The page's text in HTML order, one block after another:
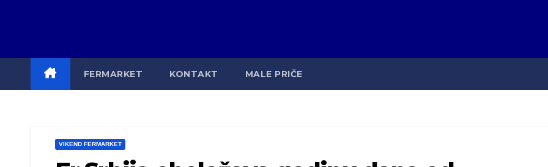
FERMARKET KONTAKT MALE PRIČE
VIKEND FERMARKET